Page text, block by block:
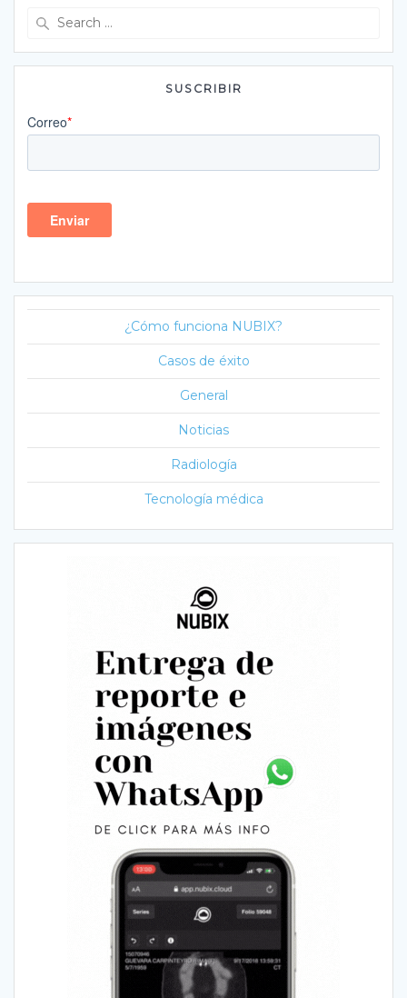
SUSCRIBIR
¿Cómo funciona NUBIX?
Casos de éxito
General
Noticias
Radiología
Tecnología médica